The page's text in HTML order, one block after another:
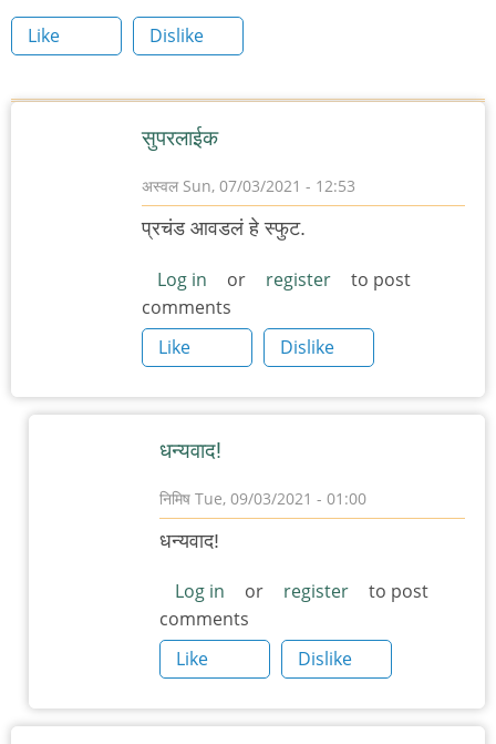
Like Dislike
सुपरलाईक
अस्वल Sun, 07/03/2021 - 12:53
प्रचंड आवडलं हे स्फुट.
Log in or register
to post
comments
Like
Dislike
धन्यवाद!
निमिष Tue, 09/03/2021 - 01:00
In
सुपरलाईक
by
अस्वल
धन्यवाद!
Log in or register
to post
comments
Like
Dislike